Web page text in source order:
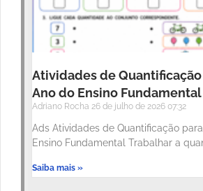
Atividades de Quantificação
Ano do Ensino Fundamental
Adriano Rocha 26 de julho de 2026 07:32
Ads Atividades de Quantificação
Ensino Fundamental Trabalhar a
Saiba mais »